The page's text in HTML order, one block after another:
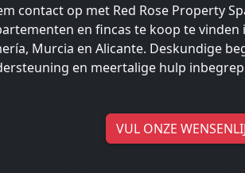
contact op met Red Rose Property
en fincas te koop te vinden
Murcia en Alicante. Deskundige
en meertalige hulp
VUL ONZE